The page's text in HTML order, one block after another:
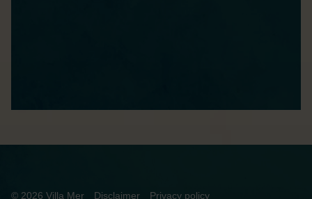
© 2026 Villa Mer Disclaimer Privacy policy